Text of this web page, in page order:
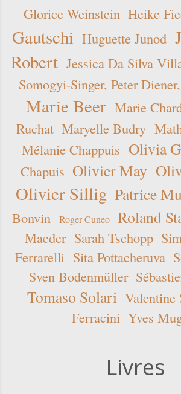
Glorice Weinstein Heike
Gautschi Huguette Junod
Robert Jessica Da Silva
Somogyi-Singer, Peter
Marie Beer Marie
Ruchat Maryelle Budry
Mélanie Chappuis Olivia
Chapuis Olivier May
Olivier Sillig Patrice
Bonvin
Roger Cuneo Roland
Maeder Sarah Tschopp
Ferrarelli Sita Pottacheruva
Sven Bodenmüller
Tomaso Solari Valentine
Ferracini Yves
Livres